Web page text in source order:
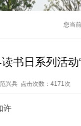
您当
书日系列活动
兴兵 点击次数： 4171次
许